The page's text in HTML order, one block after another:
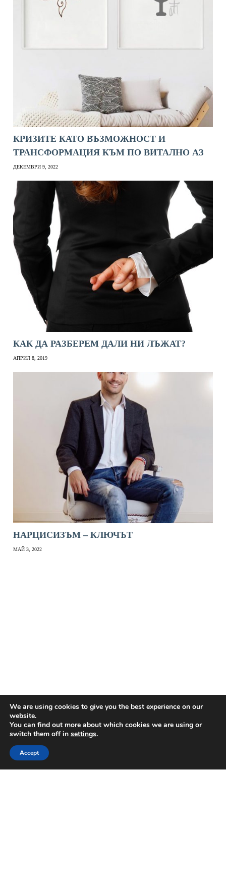
КРИЗИТЕ КАТО ВЪЗМОЖНОСТ И
ТРАНСФОРМАЦИЯ КЪМ ПО ВИТАЛНО АЗ
ДЕКЕМВРИ 9, 2022
КАК ДА РАЗБЕРЕМ ДАЛИ НИ ЛЪЖАТ?
АПРИЛ 8, 2019
НАРЦИСИЗЪМ – КЛЮЧЪТ
МАЙ 3, 2022
We are using cookies to give you the best experience on our
website.
You can find out more about which cookies we are using or
switch them off in settings.
Accept